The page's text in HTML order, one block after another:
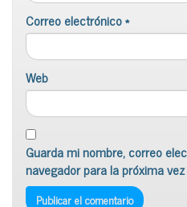
Correo electrónico*
Web
Guarda mi nombre, correo
navegador para la próxima